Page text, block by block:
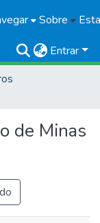
Sobre
Entrar
de Minas